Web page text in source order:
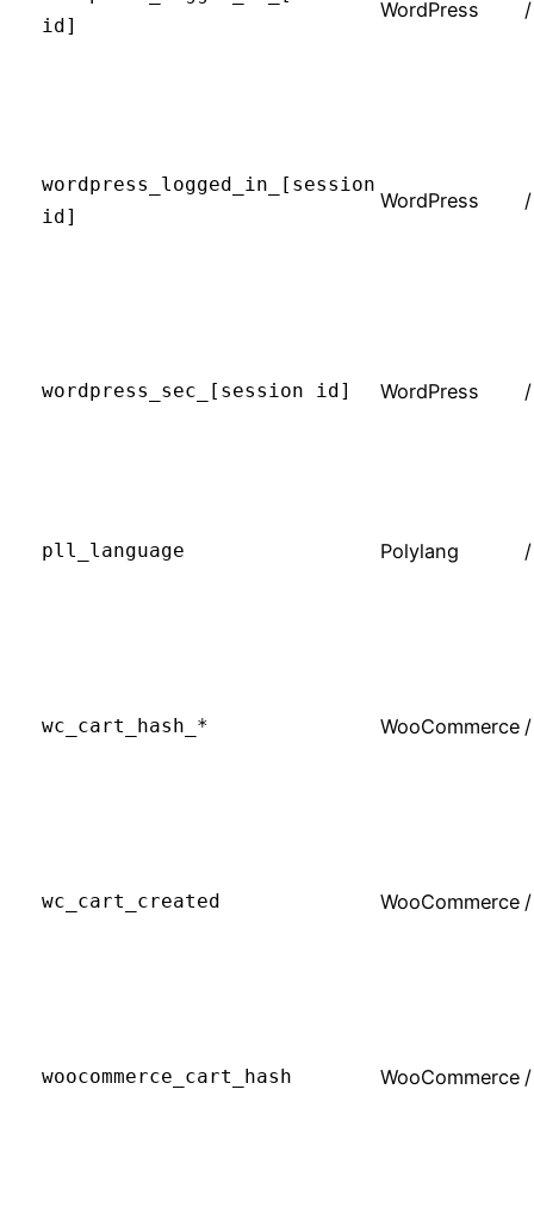
id]
WordPress /
wordpress_logged_in_[session
id]
WordPress /
wordpress_sec_[session id] WordPress /
pll_language Polylang /
wc_cart_hash_* WooCommerce /
wc_cart_created WooCommerce /
woocommerce_cart_hash WooCommerce /